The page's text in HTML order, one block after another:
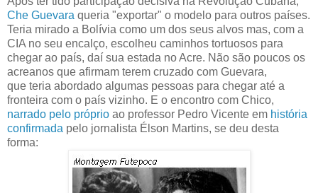
Che Guevara queria "exportar" o modelo para outros países.
Teria mirado a Bolívia como um dos seus alvos mas, com a
CIA no seu encalço, escolheu caminhos tortuosos para
chegar ao país, daí sua estada no Acre. Não são poucos os
acreanos que afirmam terem cruzado com Guevara,
que teria abordado algumas pessoas para chegar até a
fronteira com o país vizinho. E o encontro com Chico,
narrado pelo próprio ao professor Pedro Vicente em história
confirmada pelo jornalista Élson Martins, se deu desta
forma: